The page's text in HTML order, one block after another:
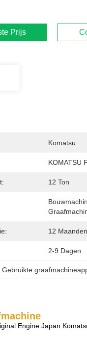
Prijs
Komatsu
KOMATSU
12 Ton
12 Maanden
2-9 Dagen
, Gebruikte
Engine Japan